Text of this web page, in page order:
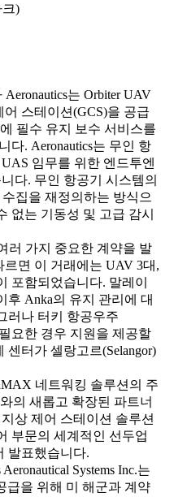
크)
는 Orbiter UAV
스테이션(GCS)을 공급
필수 유지 보수 서비스를
다. Aeronautics는 무인 항
임무를 위한 엔드투엔
다. 무인 항공기 시스템의
집을 재정의하는 방식으
없는 기동성 및 고급 감시
러 가지 중요한 계약을 발
면 이 거래에는 UAV 3대,
포함되었습니다. 말레이
후 Anka의 유지 관리에 대
러나 터키 항공우주
요한 경우 지원을 제공할
터가 셀랑고르(Selangor)
네트워킹 솔루션의 주
의 새롭고 확장된 파트너
상 제어 스테이션 솔루션
부문의 세계적인 선두업
발표했습니다.
Systems Inc.는
급을 위해 미 해군과 계약